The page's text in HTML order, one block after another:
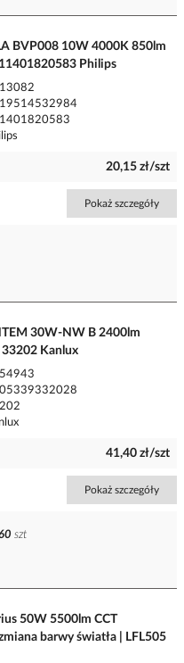
BVP008 10W 4000K 850lm
Philips
20,15 zł/szt
Pokaż szczegóły
30W-NW B 2400lm
Kanlux
41,40 zł/szt
Pokaż szczegóły
szt
50W 5500lm CCT
barwy światła | LFL505